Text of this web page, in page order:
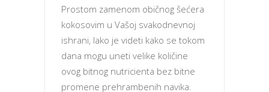
Prostom zamenom običnog šećera
kokosovim u Vašoj svakodnevnoj
ishrani, lako je videti kako se tokom
dana mogu uneti velike količine
ovog bitnog nutricienta bez bitne
promene prehrambenih navika.